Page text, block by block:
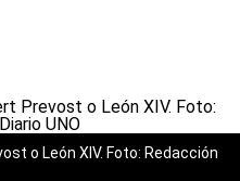
o León XIV. Foto: Redacción